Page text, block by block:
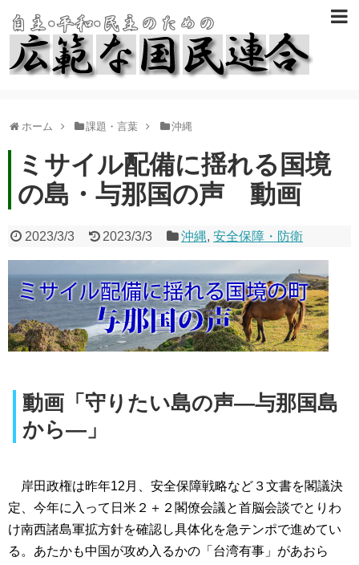
ホーム 課題・言葉 沖縄
ミサイル配備に揺れる国境
の島・与那国の声 動画
2023/3/3 2023/3/3 沖縄,安全保障・防衛
動画「守りたい島の声―与那国島
から―」
岸田政権は昨年12月、安全保障戦略など３文書を閣議決
定、今年に入って日米２＋２閣僚会議と首脳会談でとりわ
け南西諸島軍拡方針を確認し具体化を急テンポで進めてい
る。あたかも中国が攻め入るかの「台湾有事」があおら